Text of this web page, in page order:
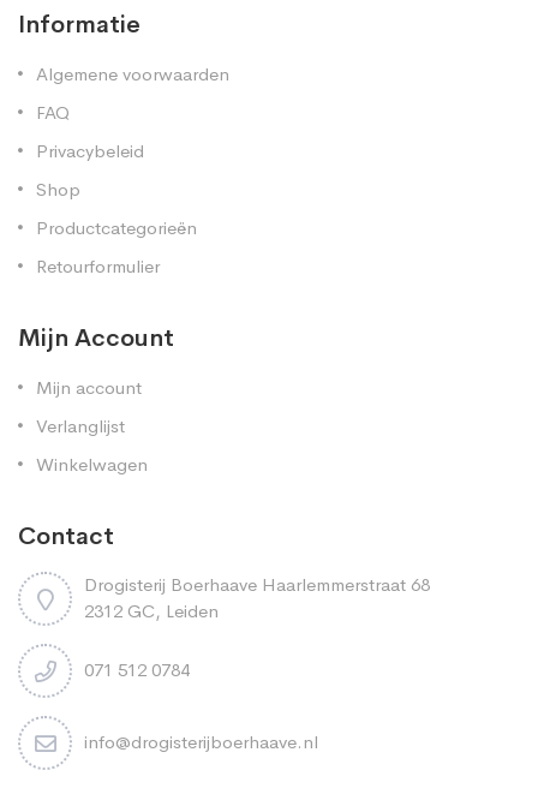
Informatie
Algemene voorwaarden
FAQ
Privacybeleid
Shop
Productcategorieën
Retourformulier
Mijn Account
Mijn account
Verlanglijst
Winkelwagen
Contact
Drogisterij Boerhaave Haarlemmerstraat 68
2312 GC, Leiden
071 512 0784
info@drogisterijboerhaave.nl